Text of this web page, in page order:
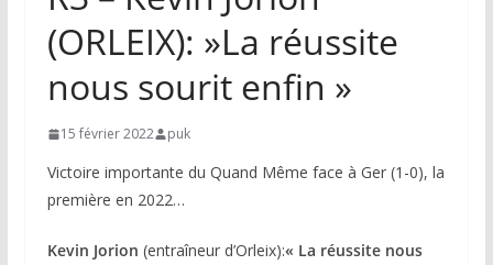
(ORLEIX): »La réussite
nous sourit enfin »
15 février 2022 puk
Victoire importante du Quand Même face à Ger (1-0), la
première en 2022…
Kevin Jorion (entraîneur d’Orleix):« La réussite nous